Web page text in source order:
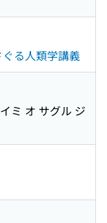
る人類学講義
ミ オ サグル ジ